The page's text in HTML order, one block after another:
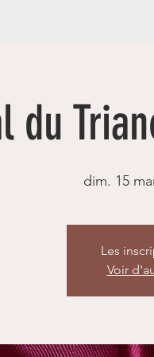
du
dim. 15
Les
Voir